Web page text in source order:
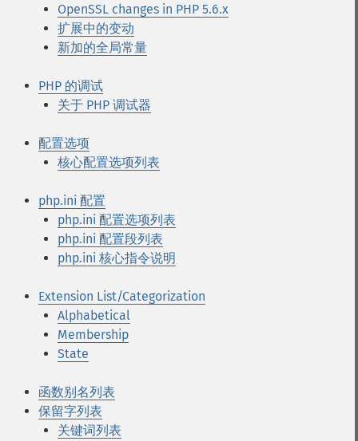
OpenSSL changes in PHP 5.6.x
扩展中的变动
新加的全局常量
PHP 的调试
关于 PHP 调试器
配置选项
核心配置选项列表
php.ini 配置
php.ini 配置选项列表
php.ini 配置段列表
php.ini 核心指令说明
Extension List/Categorization
Alphabetical
Membership
State
函数别名列表
保留字列表
关键词列表